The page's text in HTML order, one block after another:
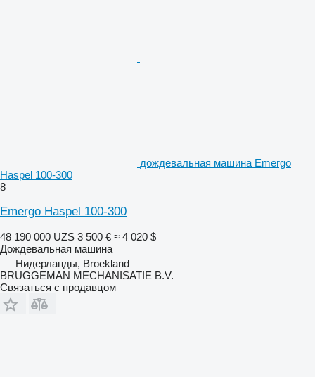
дождевальная машина Emergo
Haspel 100-300
8
Emergo Haspel 100-300
48 190 000 UZS 3 500 € ≈ 4 020 $
Дождевальная машина
Нидерланды, Broekland
BRUGGEMAN MECHANISATIE B.V.
Связаться с продавцом